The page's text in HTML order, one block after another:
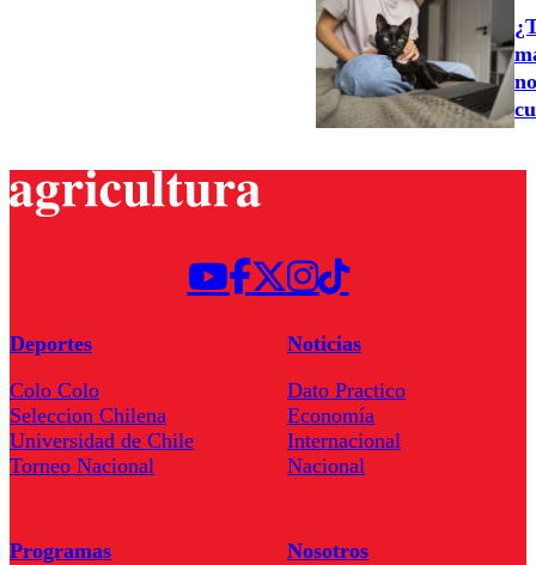
Deportes
Colo Colo
Seleccion Chilena
Universidad de Chile
Torneo Nacional
Noticias
Dato Practico
Economía
Internacional
Nacional
Programas
Nosotros